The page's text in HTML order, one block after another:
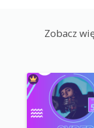
Zobacz